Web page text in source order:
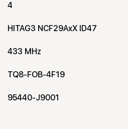
4
HITAG3 NCF29AxX ID47
433 MHz
TQ8-FOB-4F19
95440-J9001